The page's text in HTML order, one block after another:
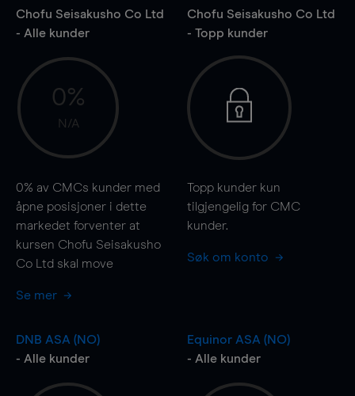
Chofu Seisakusho Co Ltd
- Alle kunder
0%
N/A
0% av CMCs kunder med
åpne posisjoner i dette
markedet forventer at
kursen Chofu Seisakusho
Co Ltd skal move
Se mer
Chofu Seisakusho Co Ltd
- Topp kunder
Topp kunder kun
tilgjengelig for CMC
kunder.
Søk om konto
DNB ASA (NO)
- Alle kunder
Equinor ASA (NO)
- Alle kunder